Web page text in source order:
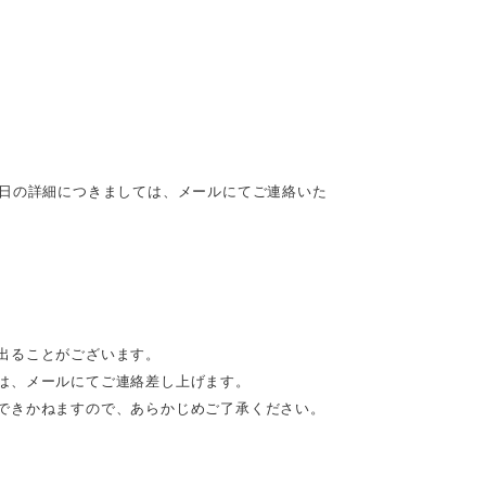
の詳細につきましては、メールにてご連絡いた
ことがございます。
メールにてご連絡差し上げます。
かねますので、あらかじめご了承ください。